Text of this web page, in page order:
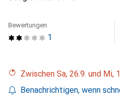
1
Bewertungen
Zwischen Sa, 26.9. und
Benachrichtigen, wenn